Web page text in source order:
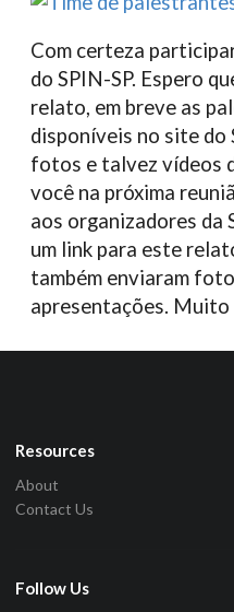
Com certeza
do SPIN-SP. Espero
relato, em breve as
disponíveis no site do
fotos e talvez vídeos
você na próxima
aos organizadores da
um link para este
também enviaram
apresentações.
Resources
About
Contact Us
Follow Us